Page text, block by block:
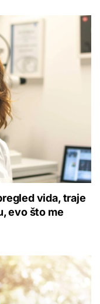
vida, traje
evo što me